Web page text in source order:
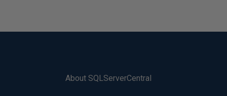
About SQLServerCentral